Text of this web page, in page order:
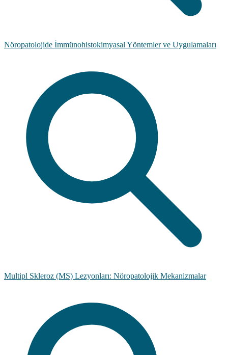
Nöropatolojide İmmünohistokimyasal Yöntemler ve Uygulamaları
Multipl Skleroz (MS) Lezyonları: Nöropatolojik Mekanizmalar